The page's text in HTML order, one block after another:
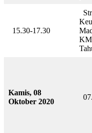
15.30-17.30
Kamis, 08
Oktober 2020